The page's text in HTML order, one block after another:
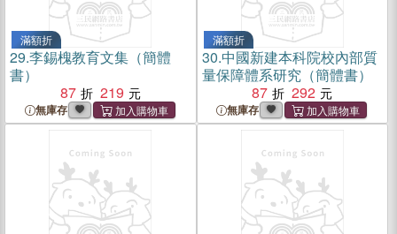
滿額折
29.李錫槐教育文集（簡體
書）
87
219
無庫存
滿額折
30.中國新建本科院校內部質
量保障體系研究（簡體書）
87
292
無庫存